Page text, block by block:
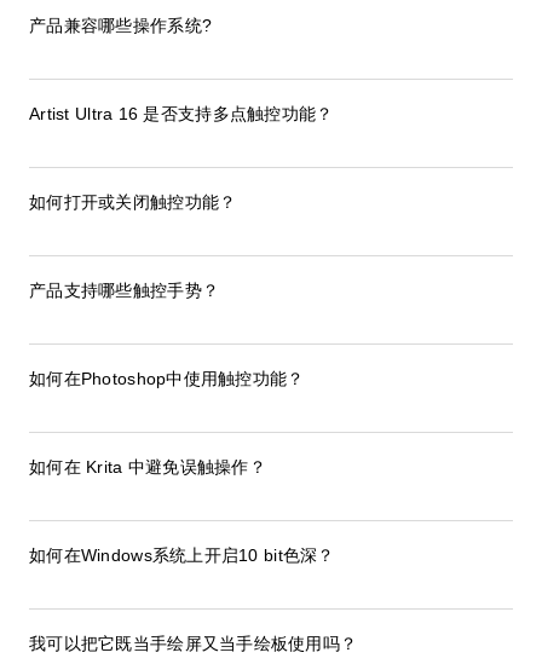
产品兼容哪些操作系统?
Artist Ultra 16 是否支持多点触控功能？
如何打开或关闭触控功能？
产品支持哪些触控手势？
如何在Photoshop中使用触控功能？
如何在 Krita 中避免误触操作？
如何在Windows系统上开启10 bit色深？
我可以把它既当手绘屏又当手绘板使用吗？